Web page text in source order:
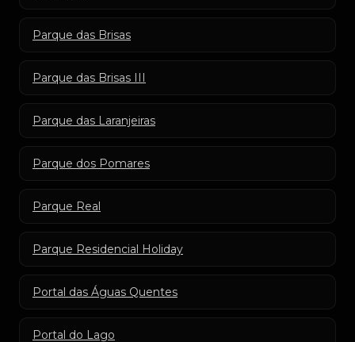
Parque das Brisas
Parque das Brisas III
Parque das Laranjeiras
Parque dos Pomares
Parque Real
Parque Residencial Holiday
Portal das Águas Quentes
Portal do Lago